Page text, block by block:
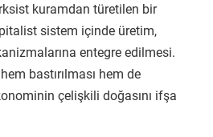
kuramdan türetilen bir
sistem içinde üretim,
entegre edilmesi.
bastırılması hem de
çelişkili doğasını ifşa